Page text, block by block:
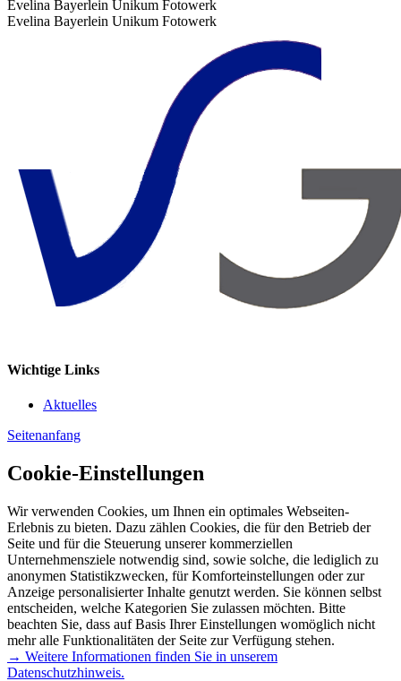
Evelina Bayerlein Unikum Fotowerk
Evelina Bayerlein Unikum Fotowerk
Wichtige Links
Aktuelles
Seitenanfang
Cookie-Einstellungen
Wir verwenden Cookies, um Ihnen ein optimales Webseiten-
Erlebnis zu bieten. Dazu zählen Cookies, die für den Betrieb der
Seite und für die Steuerung unserer kommerziellen
Unternehmensziele notwendig sind, sowie solche, die lediglich zu
anonymen Statistikzwecken, für Komforteinstellungen oder zur
Anzeige personalisierter Inhalte genutzt werden. Sie können selbst
entscheiden, welche Kategorien Sie zulassen möchten. Bitte
beachten Sie, dass auf Basis Ihrer Einstellungen womöglich nicht
mehr alle Funktionalitäten der Seite zur Verfügung stehen.
→ Weitere Informationen finden Sie in unserem
Datenschutzhinweis.